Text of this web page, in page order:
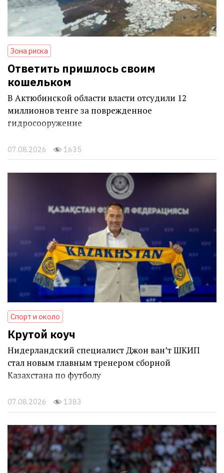
Зона риска
Ответить пришлось своим
кошельком
В Актюбинской области власти отсудили 12
миллионов тенге за поврежденное
гидросооружение
07.08.2026 1635
Спорт и около
Крутой коуч
Нидерландский специалист Джон ван’т ШКИП
стал новым главным тренером сборной
Казахстана по футболу
07.08.2026 1383